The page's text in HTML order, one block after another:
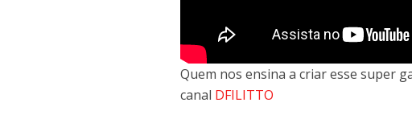
Quem nos ensina a criar esse super
canal DFILITTO